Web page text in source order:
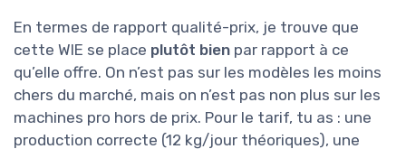
En termes de rapport qualité-prix, je trouve que
cette WIE se place plutôt bien par rapport à ce
qu’elle offre. On n’est pas sur les modèles les moins
chers du marché, mais on n’est pas non plus sur les
machines pro hors de prix. Pour le tarif, tu as : une
production correcte (12 kg/jour théoriques), une